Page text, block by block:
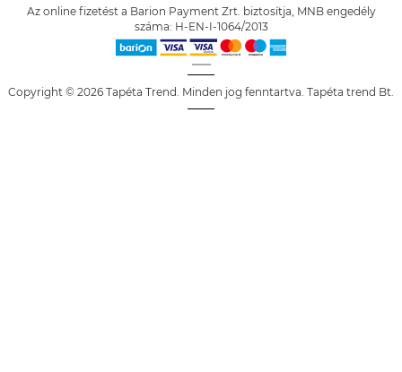
Az online fizetést a Barion Payment Zrt. biztosítja, MNB engedély
száma: H-EN-I-1064/2013
Copyright © 2026 Tapéta Trend. Minden jog fenntartva. Tapéta trend Bt.